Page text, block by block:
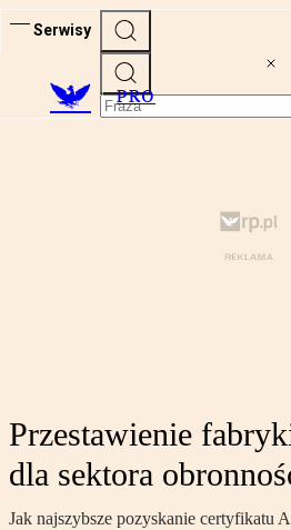
Serwisy
PRO
Przestawienie
dla sektora
Jak najszybsze pozyskanie certyfikatu